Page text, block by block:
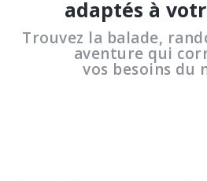
adaptés à
Trouvez la balade,
aventure qui
vos besoins du